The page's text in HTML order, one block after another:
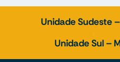
Unidade Sudeste
Unidade Sul –